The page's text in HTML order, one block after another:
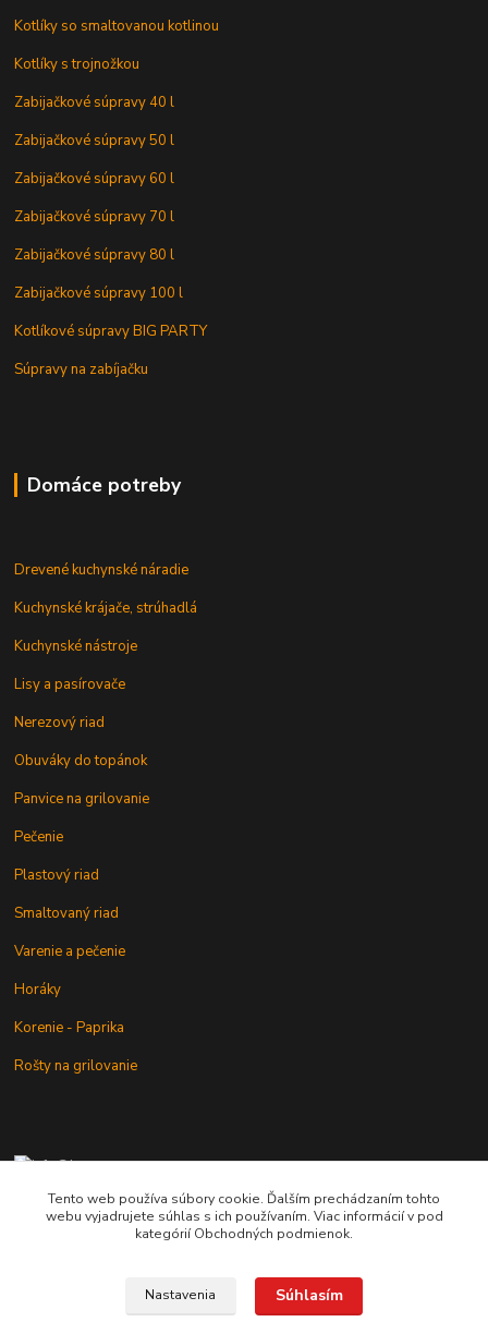
Kotlíky so smaltovanou kotlinou
Kotlíky s trojnožkou
Zabijačkové súpravy 40 l
Zabijačkové súpravy 50 l
Zabijačkové súpravy 60 l
Zabijačkové súpravy 70 l
Zabijačkové súpravy 80 l
Zabijačkové súpravy 100 l
Kotlíkové súpravy BIG PARTY
Súpravy na zabíjačku
Domáce potreby
Drevené kuchynské náradie
Kuchynské krájače, strúhadlá
Kuchynské nástroje
Lisy a pasírovače
Nerezový riad
Obuváky do topánok
Panvice na grilovanie
Pečenie
Plastový riad
Smaltovaný riad
Varenie a pečenie
Horáky
Korenie - Paprika
Rošty na grilovanie
+421 902 212 007
od 8:00 - do 16:00 hod
Tento web používa súbory cookie. Ďalším prechádzaním tohto
webu vyjadrujete súhlas s ich používaním. Viac informácií v pod
kategórií Obchodných podmienok.
Nastavenia Súhlasím